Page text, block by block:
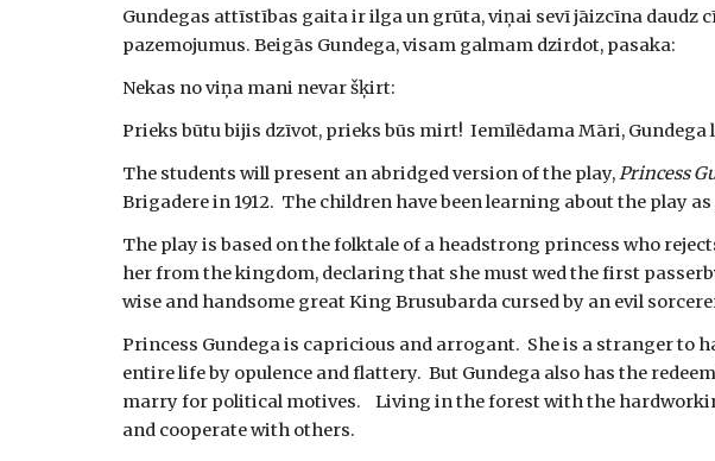
Gundegas attīstības gaita ir ilga un grūta, viņai sevī jāizcīna daudz
pazemojumus. Beigās Gundega, visam galmam dzirdot, pasaka:
Nekas no viņa mani nevar šķirt:
Prieks būtu bijis dzīvot, prieks būs mirt!  Iemīlēdama Māri,
The students will present an abridged version of the play, Princess
Brigadere in 1912.  The children have been learning about the play
The play is based on the folktale of a headstrong princess who
her from the kingdom, declaring that she must wed the first
wise and handsome great King Brusubarda cursed by an evil
Princess Gundega is capricious and arrogant.  She is a stranger to
entire life by opulence and flattery.  But Gundega also has the
marry for political motives.    Living in the forest with the
and cooperate with others.